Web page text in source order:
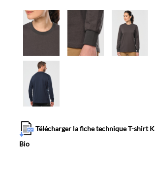
Télécharger la fiche technique T-shirt
Bio